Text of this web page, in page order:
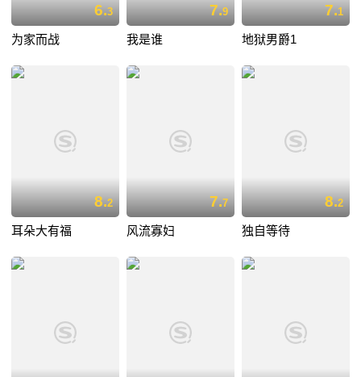
6.3
为家而战
7.9
我是谁
7.1
地狱男爵1
8.2
耳朵大有福
7.7
风流寡妇
8.2
独自等待